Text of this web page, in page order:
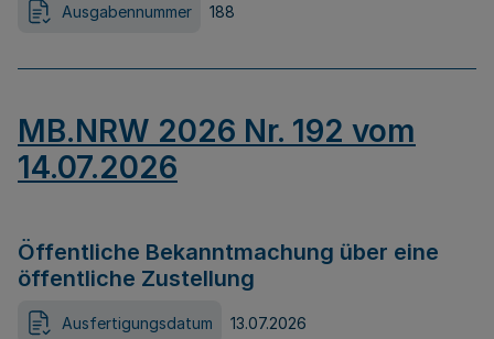
Ausgabennummer 188
MB.NRW 2026 Nr. 192 vom
14.07.2026
Öffentliche Bekanntmachung über eine
öffentliche Zustellung
Ausfertigungsdatum 13.07.2026